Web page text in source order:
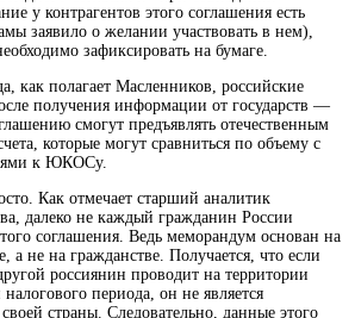
у контрагентов этого соглашения есть
заявило о желании участвовать в нем),
зафиксировать на бумаге.
как полагает Масленников, российские
получения информации от государств —
смогут предъявлять отечественным
которые могут сравниться по объему с
к ЮКОСу.
Как отмечает старший аналитик
далеко не каждый гражданин России
соглашения. Ведь меморандум основан на
а не на гражданстве. Получается, что если
россиянин проводит на территории
периода, он не является
страны. Следовательно, данные этого